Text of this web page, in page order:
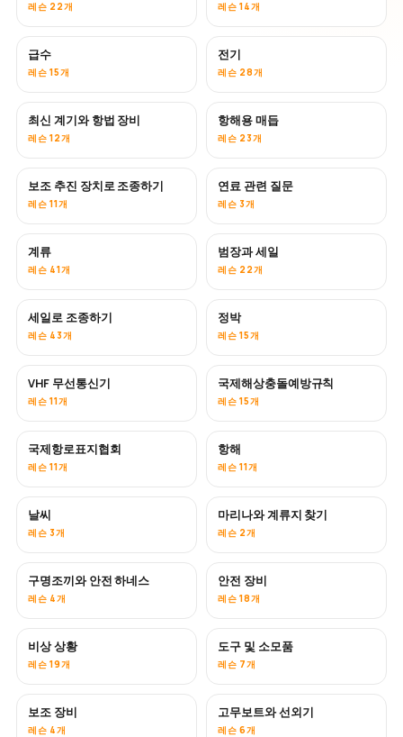
레슨 22개 레슨 14개
급수
레슨 15개
전기
레슨 28개
최신 계기와 항법 장비
레슨 12개
항해용 매듭
레슨 23개
보조 추진 장치로 조종하기
레슨 11개
연료 관련 질문
레슨 3개
계류
레슨 41개
범장과 세일
레슨 22개
세일로 조종하기
레슨 43개
정박
레슨 15개
VHF 무선통신기
레슨 11개
국제해상충돌예방규칙
레슨 15개
국제항로표지협회
레슨 11개
항해
레슨 11개
날씨
레슨 3개
마리나와 계류지 찾기
레슨 2개
구명조끼와 안전 하네스
레슨 4개
안전 장비
레슨 18개
비상 상황
레슨 19개
도구 및 소모품
레슨 7개
보조 장비
레슨 4개
고무보트와 선외기
레슨 6개